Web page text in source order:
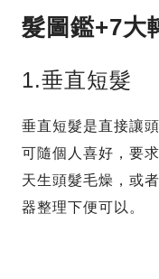
髮圖鑑+7大
1.垂直短髮
垂直短髮是直接讓
可隨個人喜好，要
天生頭髮毛燥，或
器整理下便可以。